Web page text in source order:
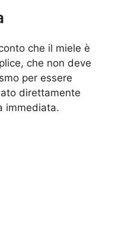
che il miele è
che non deve
per essere
direttamente
immediata.